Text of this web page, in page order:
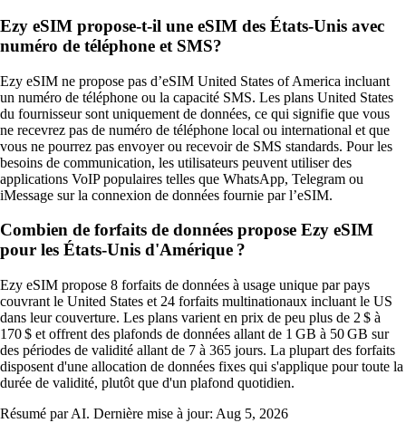
Ezy eSIM propose-t‑il une eSIM des États‑Unis avec
numéro de téléphone et SMS?
Ezy eSIM ne propose pas d’eSIM United States of America incluant
un numéro de téléphone ou la capacité SMS. Les plans United States
du fournisseur sont uniquement de données, ce qui signifie que vous
ne recevrez pas de numéro de téléphone local ou international et que
vous ne pourrez pas envoyer ou recevoir de SMS standards. Pour les
besoins de communication, les utilisateurs peuvent utiliser des
applications VoIP populaires telles que WhatsApp, Telegram ou
iMessage sur la connexion de données fournie par l’eSIM.
Combien de forfaits de données propose Ezy eSIM
pour les États-Unis d'Amérique ?
Ezy eSIM propose 8 forfaits de données à usage unique par pays
couvrant le United States et 24 forfaits multinationaux incluant le US
dans leur couverture. Les plans varient en prix de peu plus de 2 $ à
170 $ et offrent des plafonds de données allant de 1 GB à 50 GB sur
des périodes de validité allant de 7 à 365 jours. La plupart des forfaits
disposent d'une allocation de données fixes qui s'applique pour toute la
durée de validité, plutôt que d'un plafond quotidien.
Résumé par AI. Dernière mise à jour: Aug 5, 2026